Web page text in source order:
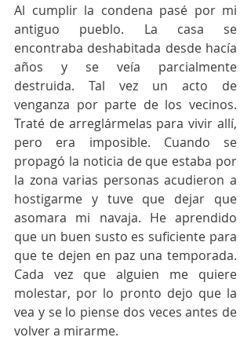
Al cumplir la condena pasé por mi
antiguo pueblo. La casa se
encontraba deshabitada desde hacía
años y se veía parcialmente
destruida. Tal vez un acto de
venganza por parte de los vecinos.
Traté de arreglármelas para vivir allí,
pero era imposible. Cuando se
propagó la noticia de que estaba por
la zona varias personas acudieron a
hostigarme y tuve que dejar que
asomara mi navaja. He aprendido
que un buen susto es suficiente para
que te dejen en paz una temporada.
Cada vez que alguien me quiere
molestar, por lo pronto dejo que la
vea y se lo piense dos veces antes de
volver a mirarme.